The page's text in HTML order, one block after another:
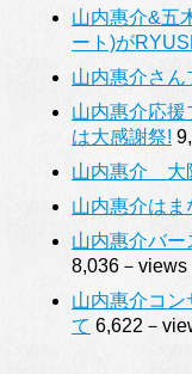
山内惠介&五
ート)が
山内惠介さ
山内惠介応
は大感謝祭!
山内惠介 大
山内惠介はま
山内惠介バー
8,036－views
山内惠介コ
て 6,622－